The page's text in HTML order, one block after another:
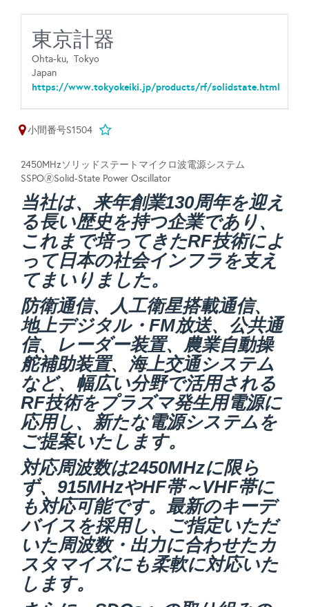
東京計器
Ohta-ku, Tokyo
Japan
https://www.tokyokeiki.jp/products/rf/solidstate.html
小間番号S1504
2450MHzソリッドステートマイクロ波電源システム
SSPO🄬Solid-State Power Oscillator
当社は、来年創業130周年を迎え
る長い歴史を持つ企業であり、
これまで培ってきたRF技術によ
って日本の社会インフラを支え
てまいりました。
防衛通信、人工衛星搭載通信、
地上デジタル・FM放送、公共通
信、レーダー装置、農業自動操
舵補助装置、海上交通システム
など、幅広い分野で活用される
RF技術をプラズマ発生用電源に
応用し、新たな電源システムを
ご提案いたします。
対応周波数は2450MHzに限ら
ず、915MHzやHF帯～VHF帯に
も対応可能です。最新のキーデ
バイスを採用し、ご指定いただ
いた周波数・出力に合わせたカ
スタマイズにも柔軟に対応いた
します。